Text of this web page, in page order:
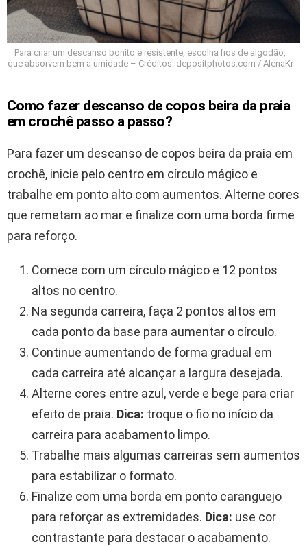
Para criar um descanso bonito e resistente, escolha fios de algodão,
que absorvem bem a umidade – Créditos: depositphotos.com / AlenaKr
Como fazer descanso de copos beira da praia
em crochê passo a passo?
Para fazer um descanso de copos beira da praia em
crochê, inicie pelo centro em círculo mágico e
trabalhe em ponto alto com aumentos. Alterne cores
que remetam ao mar e finalize com uma borda firme
para reforço.
Comece com um círculo mágico e 12 pontos
altos no centro.
Na segunda carreira, faça 2 pontos altos em
cada ponto da base para aumentar o círculo.
Continue aumentando de forma gradual em
cada carreira até alcançar a largura desejada.
Alterne cores entre azul, verde e bege para criar
efeito de praia. Dica: troque o fio no início da
carreira para acabamento limpo.
Trabalhe mais algumas carreiras sem aumentos
para estabilizar o formato.
Finalize com uma borda em ponto caranguejo
para reforçar as extremidades. Dica: use cor
contrastante para destacar o acabamento.